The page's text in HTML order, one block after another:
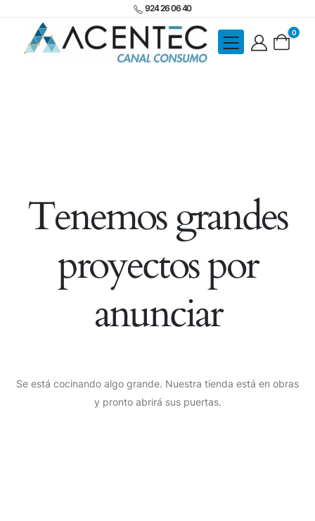
924 26 06 40
0
Tenemos grandes
proyectos por
anunciar
Se está cocinando algo grande. Nuestra tienda está en obras
y pronto abrirá sus puertas.